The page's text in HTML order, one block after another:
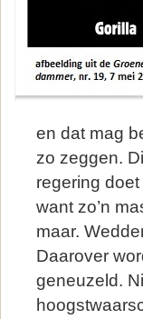
en dat mag
zo zeggen.
regering
want zo’n
maar.
Daarover
geneuzeld.